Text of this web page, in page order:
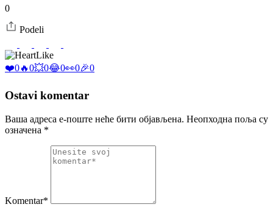
0
Podeli
Like
❤️0🔥0💥0😂0👀0🎉0
Ostavi komentar
Ваша адреса е-поште неће бити објављена. Неопходна поља су
означена *
Komentar*